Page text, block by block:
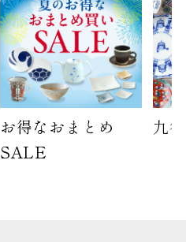
お得なおまとめ
SALE
九